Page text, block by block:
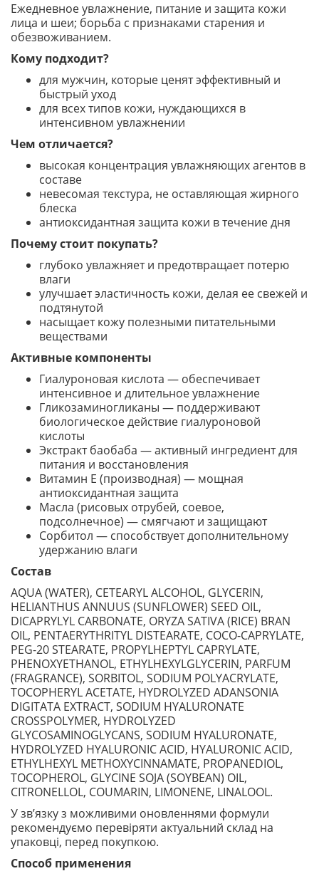
Ежедневное увлажнение, питание и защита кожи
лица и шеи; борьба с признаками старения и
обезвоживанием.
Кому подходит?
для мужчин, которые ценят эффективный и
быстрый уход
для всех типов кожи, нуждающихся в
интенсивном увлажнении
Чем отличается?
высокая концентрация увлажняющих агентов в
составе
невесомая текстура, не оставляющая жирного
блеска
антиоксидантная защита кожи в течение дня
Почему стоит покупать?
глубоко увлажняет и предотвращает потерю
влаги
улучшает эластичность кожи, делая ее свежей и
подтянутой
насыщает кожу полезными питательными
веществами
Активные компоненты
Гиалуроновая кислота — обеспечивает
интенсивное и длительное увлажнение
Гликозаминогликаны — поддерживают
биологическое действие гиалуроновой
кислоты
Экстракт баобаба — активный ингредиент для
питания и восстановления
Витамин Е (производная) — мощная
антиоксидантная защита
Масла (рисовых отрубей, соевое,
подсолнечное) — смягчают и защищают
Сорбитол — способствует дополнительному
удержанию влаги
Состав
AQUA (WATER), CETEARYL ALCOHOL, GLYCERIN,
HELIANTHUS ANNUUS (SUNFLOWER) SEED OIL,
DICAPRYLYL CARBONATE, ORYZA SATIVA (RICE) BRAN
OIL, PENTAERYTHRITYL DISTEARATE, COCO-CAPRYLATE,
PEG-20 STEARATE, PROPYLHEPTYL CAPRYLATE,
PHENOXYETHANOL, ETHYLHEXYLGLYCERIN, PARFUM
(FRAGRANCE), SORBITOL, SODIUM POLYACRYLATE,
TOCOPHERYL ACETATE, HYDROLYZED ADANSONIA
DIGITATA EXTRACT, SODIUM HYALURONATE
CROSSPOLYMER, HYDROLYZED
GLYCOSAMINOGLYCANS, SODIUM HYALURONATE,
HYDROLYZED HYALURONIC ACID, HYALURONIC ACID,
ETHYLHEXYL METHOXYCINNAMATE, PROPANEDIOL,
TOCOPHEROL, GLYCINE SOJA (SOYBEAN) OIL,
CITRONELLOL, COUMARIN, LIMONENE, LINALOOL.
У зв’язку з можливими оновленнями формули
рекомендуємо перевіряти актуальний склад на
упаковці, перед покупкою.
Способ применения